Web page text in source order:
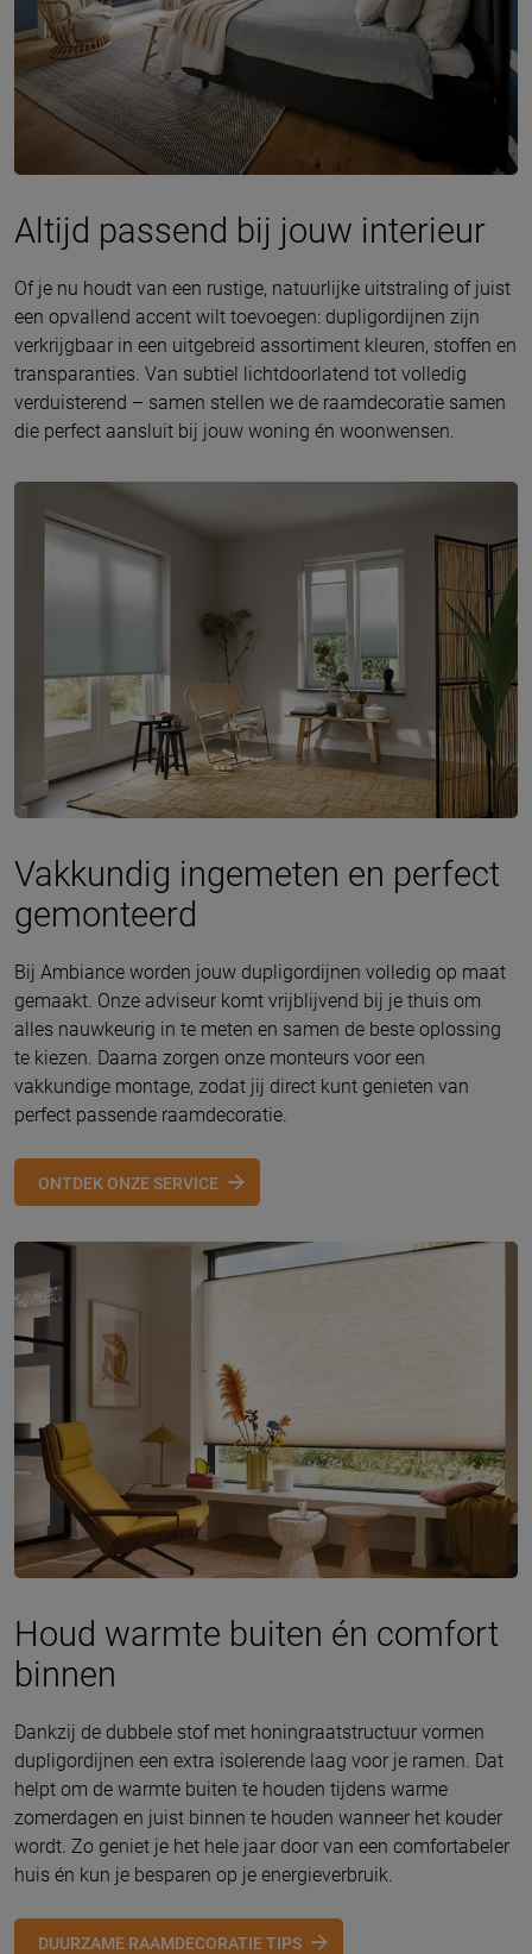
Altijd passend bij jouw interieur
Of je nu houdt van een rustige, natuurlijke uitstraling of juist
een opvallend accent wilt toevoegen: dupligordijnen zijn
verkrijgbaar in een uitgebreid assortiment kleuren, stoffen en
transparanties. Van subtiel lichtdoorlatend tot volledig
verduisterend – samen stellen we de raamdecoratie samen
die perfect aansluit bij jouw woning én woonwensen.
Vakkundig ingemeten en perfect
gemonteerd
Bij Ambiance worden jouw dupligordijnen volledig op maat
gemaakt. Onze adviseur komt vrijblijvend bij je thuis om
alles nauwkeurig in te meten en samen de beste oplossing
te kiezen. Daarna zorgen onze monteurs voor een
vakkundige montage, zodat jij direct kunt genieten van
perfect passende raamdecoratie.
ONTDEK ONZE SERVICE
Houd warmte buiten én comfort
binnen
Dankzij de dubbele stof met honingraatstructuur vormen
dupligordijnen een extra isolerende laag voor je ramen. Dat
helpt om de warmte buiten te houden tijdens warme
zomerdagen en juist binnen te houden wanneer het kouder
wordt. Zo geniet je het hele jaar door van een comfortabeler
huis én kun je besparen op je energieverbruik.
DUURZAME RAAMDECORATIE TIPS